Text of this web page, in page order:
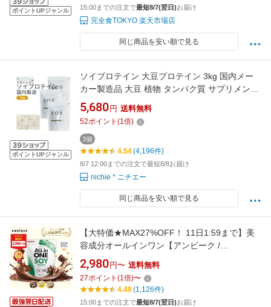
ポイントUPジャンル 15:00までの注文で最短8/7(翌日)お届け
完全食TOKYO 楽天市場店
同じ商品を安い順で見る
ポイントUPジャンル
ソイプロテイン 大豆プロテイン 3kg 国内メー
カー製造品 大豆 植物 タンパク質 サプリメント
大容量 nichie ニチエー
5,680 円 送料無料
52ポイント (1倍)
3個
4.54(4,196件)
8/7 12:00までの注文で最短8/8お届け
nichie * ニチエー
同じ商品を安い順で見る
【大特価★MAX27%OFF！ 11日1:59まで】美
容成分オールインワン【アンビーク /
AMBIQUE】オールインワン ソイプロテイン
1kg 置き換え ダイエット ビタミン11種 乳酸菌
SOY 大豆 植物性プロテイン プロテイン サプリ
筋トレ チョコ バナナ カフェオレ 送料無料 国産
2,980 円〜 送料無料
27ポイント (1倍)〜
4.48(1,126件)
15:00までの注文で最短8/7(翌日)お届け